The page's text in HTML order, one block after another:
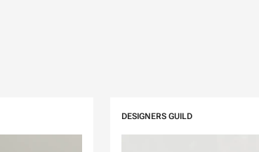
DESIGNERS GUILD